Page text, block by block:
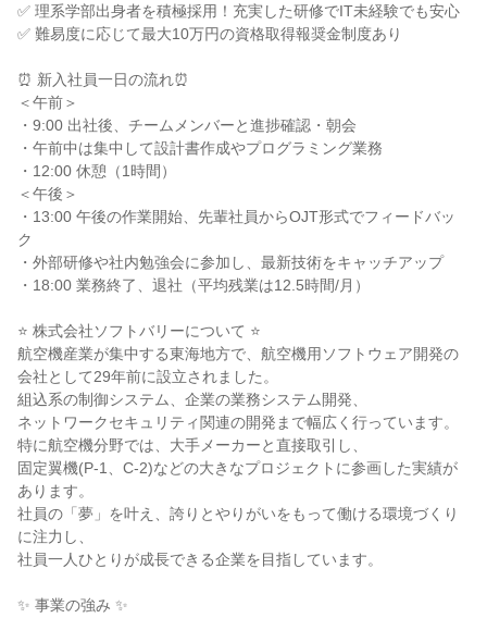
✅ 理系学部出身者を積極採用！充実した研修でIT未経験でも安心
✅ 難易度に応じて最大10万円の資格取得報奨金制度あり
⏰ 新入社員一日の流れ⏰
＜午前＞
・9:00 出社後、チームメンバーと進捗確認・朝会
・午前中は集中して設計書作成やプログラミング業務
・12:00 休憩（1時間）
＜午後＞
・13:00 午後の作業開始、先輩社員からOJT形式でフィードバッ
ク
・外部研修や社内勉強会に参加し、最新技術をキャッチアップ
・18:00 業務終了、退社（平均残業は12.5時間/月）
⭐ 株式会社ソフトバリーについて ⭐
航空機産業が集中する東海地方で、航空機用ソフトウェア開発の
会社として29年前に設立されました。
組込系の制御システム、企業の業務システム開発、
ネットワークセキュリティ関連の開発まで幅広く行っています。
特に航空機分野では、大手メーカーと直接取引し、
固定翼機(P-1、C-2)などの大きなプロジェクトに参画した実績が
あります。
社員の「夢」を叶え、誇りとやりがいをもって働ける環境づくり
に注力し、
社員一人ひとりが成長できる企業を目指しています。
✨ 事業の強み ✨